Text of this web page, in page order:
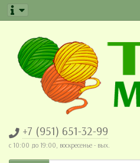
+7 (951) 651-32-99
c 10:00 до 19:00, воскресенье - вых.